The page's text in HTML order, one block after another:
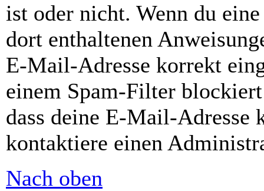
ist oder nicht. Wenn du
dort enthaltenen
E-Mail-Adresse korrekt
einem Spam-Filter
dass deine E-Mail-Adresse
kontaktiere einen
Nach oben